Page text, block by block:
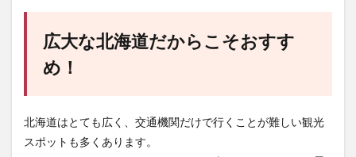
広大な北海道だからこそおすす
め！
北海道はとても広く、交通機関だけで行くことが難しい観光
スポットも多くあります。